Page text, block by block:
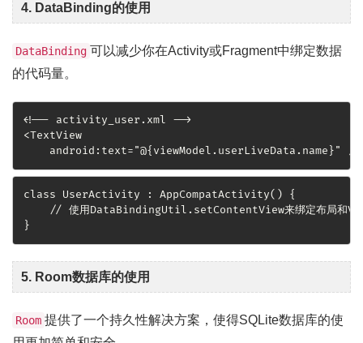
4. DataBinding的使用
DataBinding 可以减少你在Activity或Fragment中绑定数据
的代码量。
<!-- activity_user.xml -->
<TextView
    android:text="@{viewModel.userLiveData.name}" />
class UserActivity : AppCompatActivity() {
// 使用DataBindingUtil.setContentView来绑定布局和
}
5. Room数据库的使用
Room 提供了一个持久性解决方案，使得SQLite数据库的使